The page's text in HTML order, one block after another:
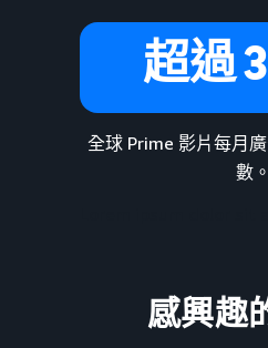
超過
全球 Prime 影片每月
數。
感興趣